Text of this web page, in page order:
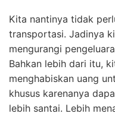
Kita nantinya tidak
transportasi. Jadinya
mengurangi
Bahkan lebih dari itu,
menghabiskan uang
khusus karenanya
lebih santai. Lebih